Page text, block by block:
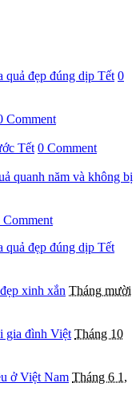
quả đẹp đúng dịp Tết 0
Comment
Tết 0 Comment
quanh năm và không bị
Comment
quả đẹp đúng dịp Tết
xinh xắn Tháng mười
gia đình Việt Tháng 10
ở Việt Nam Tháng 6 1,